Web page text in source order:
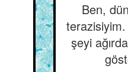
Ben,
şeyi